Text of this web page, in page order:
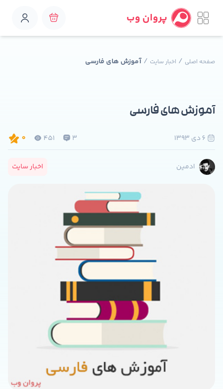
پروان وب
صفحه اصلی / اخبار سایت /آموزش های فارسی
3
451
0
آموزش های فارسی
ادمین اخبار سایت